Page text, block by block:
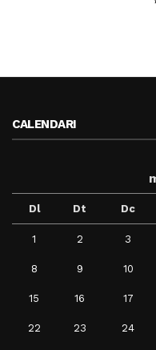
CALENDARI
Dl Dt Dc
1 2 3
8 9 10
15 16 17
22 23 24